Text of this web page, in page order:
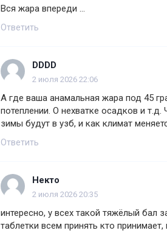
Вся жара впереди ...
Ответить
DDDD
2 июля 2026 22:06
А где ваша анамальная жара под 45
потеплении. О нехватке осадков и
зимы будут в узб, и как климат
Ответить
Некто
2 июля 2026 20:35
интересно, у всех такой тяжёлый бал
таблетки всем принять кто